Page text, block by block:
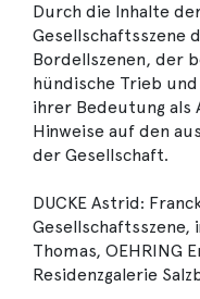
Durch die Inhalte
Gesellschaftsszene
Bordellszenen, der
hündische Trieb
ihrer Bedeutung als
Hinweise auf den
der Gesellschaft.
DUCKE Astrid:
Gesellschaftsszene,
Thomas, OEHRING
Residenzgalerie